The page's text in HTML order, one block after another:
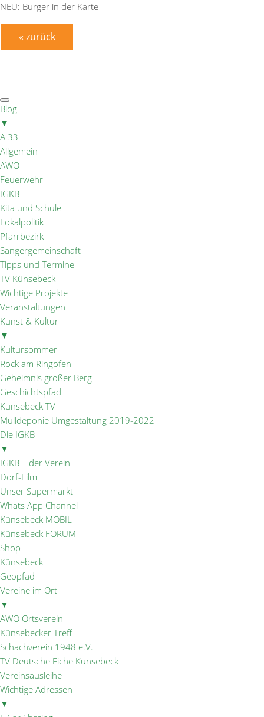
NEU: Burger in der Karte
« zurück
Blog
▼
A 33
Allgemein
AWO
Feuerwehr
IGKB
Kita und Schule
Lokalpolitik
Pfarrbezirk
Sängergemeinschaft
Tipps und Termine
TV Künsebeck
Wichtige Projekte
Veranstaltungen
Kunst & Kultur
▼
Kultursommer
Rock am Ringofen
Geheimnis großer Berg
Geschichtspfad
Künsebeck TV
Mülldeponie Umgestaltung 2019-2022
Die IGKB
▼
IGKB – der Verein
Dorf-Film
Unser Supermarkt
Whats App Channel
Künsebeck MOBIL
Künsebeck FORUM
Shop
Künsebeck
Geopfad
Vereine im Ort
▼
AWO Ortsverein
Künsebecker Treff
Schachverein 1948 e.V.
TV Deutsche Eiche Künsebeck
Vereinsausleihe
Wichtige Adressen
▼